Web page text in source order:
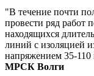
"В течение почти
провести ряд работ
находящихся
линий с изоляцией
напряжением 35-
МРСК Волги